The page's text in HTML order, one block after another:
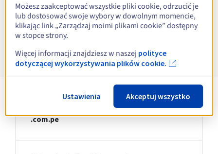
Zobacz wszystkie rozszerzenia
Informacje o .com.pe
Rejestracja Twojej nazwy domeny
.com.pe
Możesz zaakceptować wszystkie pliki cookie, odrzucić je
lub dostosować swoje wybory w dowolnym momencie,
klikając link „Zarządzaj moimi plikami cookie” dostępny
w stopce strony.
Więcej informacji znajdziesz w naszej polityce
dotyczącej wykorzystywania plików cookie.
Ustawienia Akceptuj wszystko